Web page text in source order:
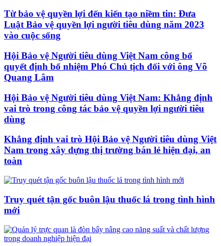
Từ bảo vệ quyền lợi đến kiến tạo niềm tin: Đưa
Luật Bảo vệ quyền lợi người tiêu dùng năm 2023
vào cuộc sống
Hội Bảo vệ Người tiêu dùng Việt Nam công bố
quyết định bổ nhiệm Phó Chủ tịch đối với ông Võ
Quang Lâm
Hội Bảo vệ Người tiêu dùng Việt Nam: Khẳng định
vai trò trong công tác bảo vệ quyền lợi người tiêu
dùng
Khẳng định vai trò Hội Bảo vệ Người tiêu dùng Việt
Nam trong xây dựng thị trường bán lẻ hiện đại, an
toàn
Truy quét tận gốc buôn lậu thuốc lá trong tình hình
mới